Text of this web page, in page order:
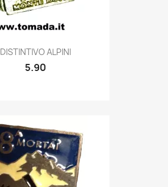
Quick view
DISTINTIVO ALPINI
5.90